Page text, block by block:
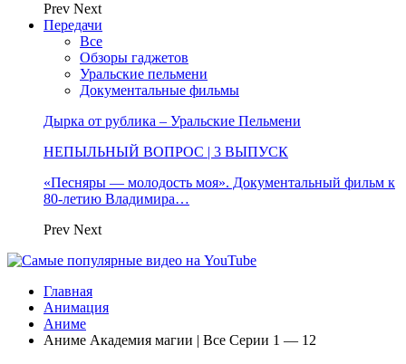
Prev Next
Передачи
Все
Обзоры гаджетов
Уральские пельмени
Документальные фильмы
Дырка от рублика – Уральские Пельмени
НЕПЫЛЬНЫЙ ВОПРОС | 3 ВЫПУСК
«Песняры — молодость моя». Документальный фильм к
80-летию Владимира…
Prev Next
Главная
Анимация
Аниме
Аниме Академия магии | Все Серии 1 — 12